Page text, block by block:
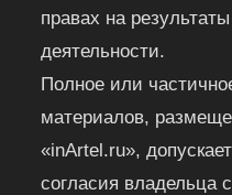
правах на
деятельности.
Полное или
материалов,
«inArtel.ru»,
согласия владельца